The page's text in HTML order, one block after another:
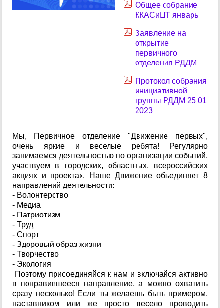
Общее собрание
ККАСиЦТ январь
Заявление на
открытие
первичного
отделения РДДМ
Протокол собрания
инициативной
группы РДДМ 25 01
2023
Мы, Первичное отделение "Движение первых",
очень яркие и веселые ребята! Регулярно
занимаемся деятельностью по организации событий,
участвуем в городских, областных, всероссийских
акциях и проектах. Наше Движение объединяет 8
направлений деятельности:
- Волонтерство
- Медиа
- Патриотизм
- Труд
- Спорт
- Здоровый образ жизни
- Творчество
- Экология
Поэтому присоединяйся к нам и включайся активно
в понравившееся направление, а можно охватить
сразу несколько! Если ты желаешь быть примером,
наставником или же просто весело проводить